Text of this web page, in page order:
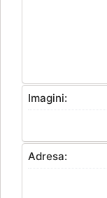
Imagini:
Adresa: